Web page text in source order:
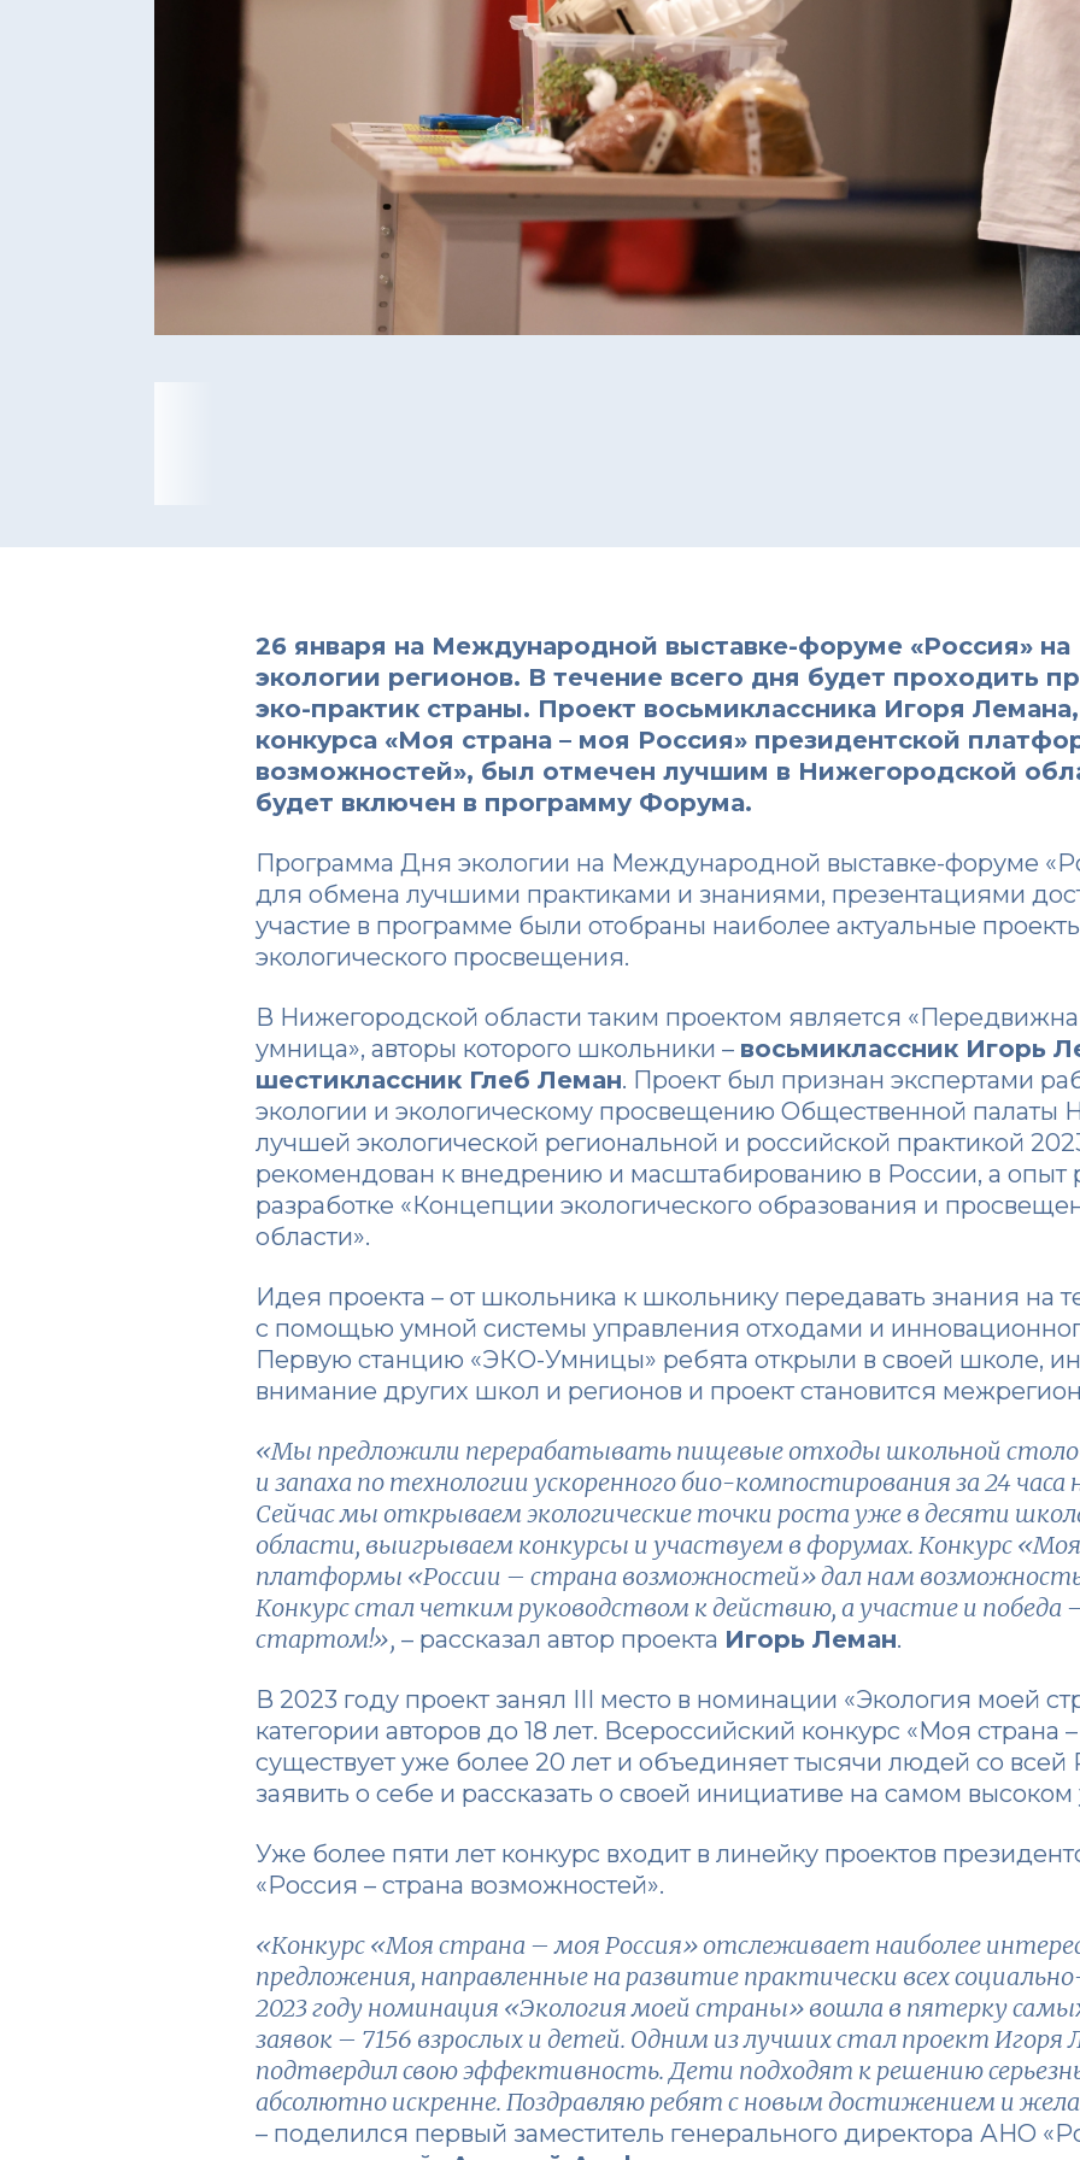
26 января на Международной выставке-форуме «Россия»
экологии регионов. В течение всего дня будет проходить
эко-практик страны. Проект восьмиклассника Игоря
конкурса «Моя страна – моя Россия» президентской
возможностей», был отмечен лучшим в Нижегородской
будет включен в программу Форума.
Программа Дня экологии на Международной выставке-форуме
для обмена лучшими практиками и знаниями, презентациями
участие в программе были отобраны наиболее актуальные
экологического просвещения.
В Нижегородской области таким проектом является
умница», авторы которого школьники – восьмиклассник Игорь
шестиклассник Глеб Леман. Проект был признан экспертами
экологии и экологическому просвещению Общественной палаты
лучшей экологической региональной и российской практикой
рекомендован к внедрению и масштабированию в России, а опыт
разработке «Концепции экологического образования и
области».
Идея проекта – от школьника к школьнику передавать знания на
с помощью умной системы управления отходами и
Первую станцию «ЭКО-Умницы» ребята открыли в своей школе,
внимание других школ и регионов и проект становится
«Мы предложили перерабатывать пищевые отходы школьной
и запаха по технологии ускоренного био-компостирования за 24
Сейчас мы открываем экологические точки роста уже в десяти
области, выигрываем конкурсы и участвуем в форумах. Конкурс
платформы «России – страна возможностей» дал нам возможность
Конкурс стал четким руководством к действию, а участие и победа
стартом!», – рассказал автор проекта Игорь Леман.
В 2023 году проект занял III место в номинации «Экология моей
категории авторов до 18 лет. Всероссийский конкурс «Моя страна
существует уже более 20 лет и объединяет тысячи людей со всей
заявить о себе и рассказать о своей инициативе на самом
Уже более пяти лет конкурс входит в линейку проектов
«Россия – страна возможностей».
«Конкурс «Моя страна – моя Россия» отслеживает наиболее
предложения, направленные на развитие практически всех
2023 году номинация «Экология моей страны» вошла в пятерку
заявок – 7156 взрослых и детей. Одним из лучших стал проект Игоря
подтвердил свою эффективность. Дети подходят к решению
абсолютно искренне. Поздравляю ребят с новым достижением и
– поделился первый заместитель генерального директора АНО